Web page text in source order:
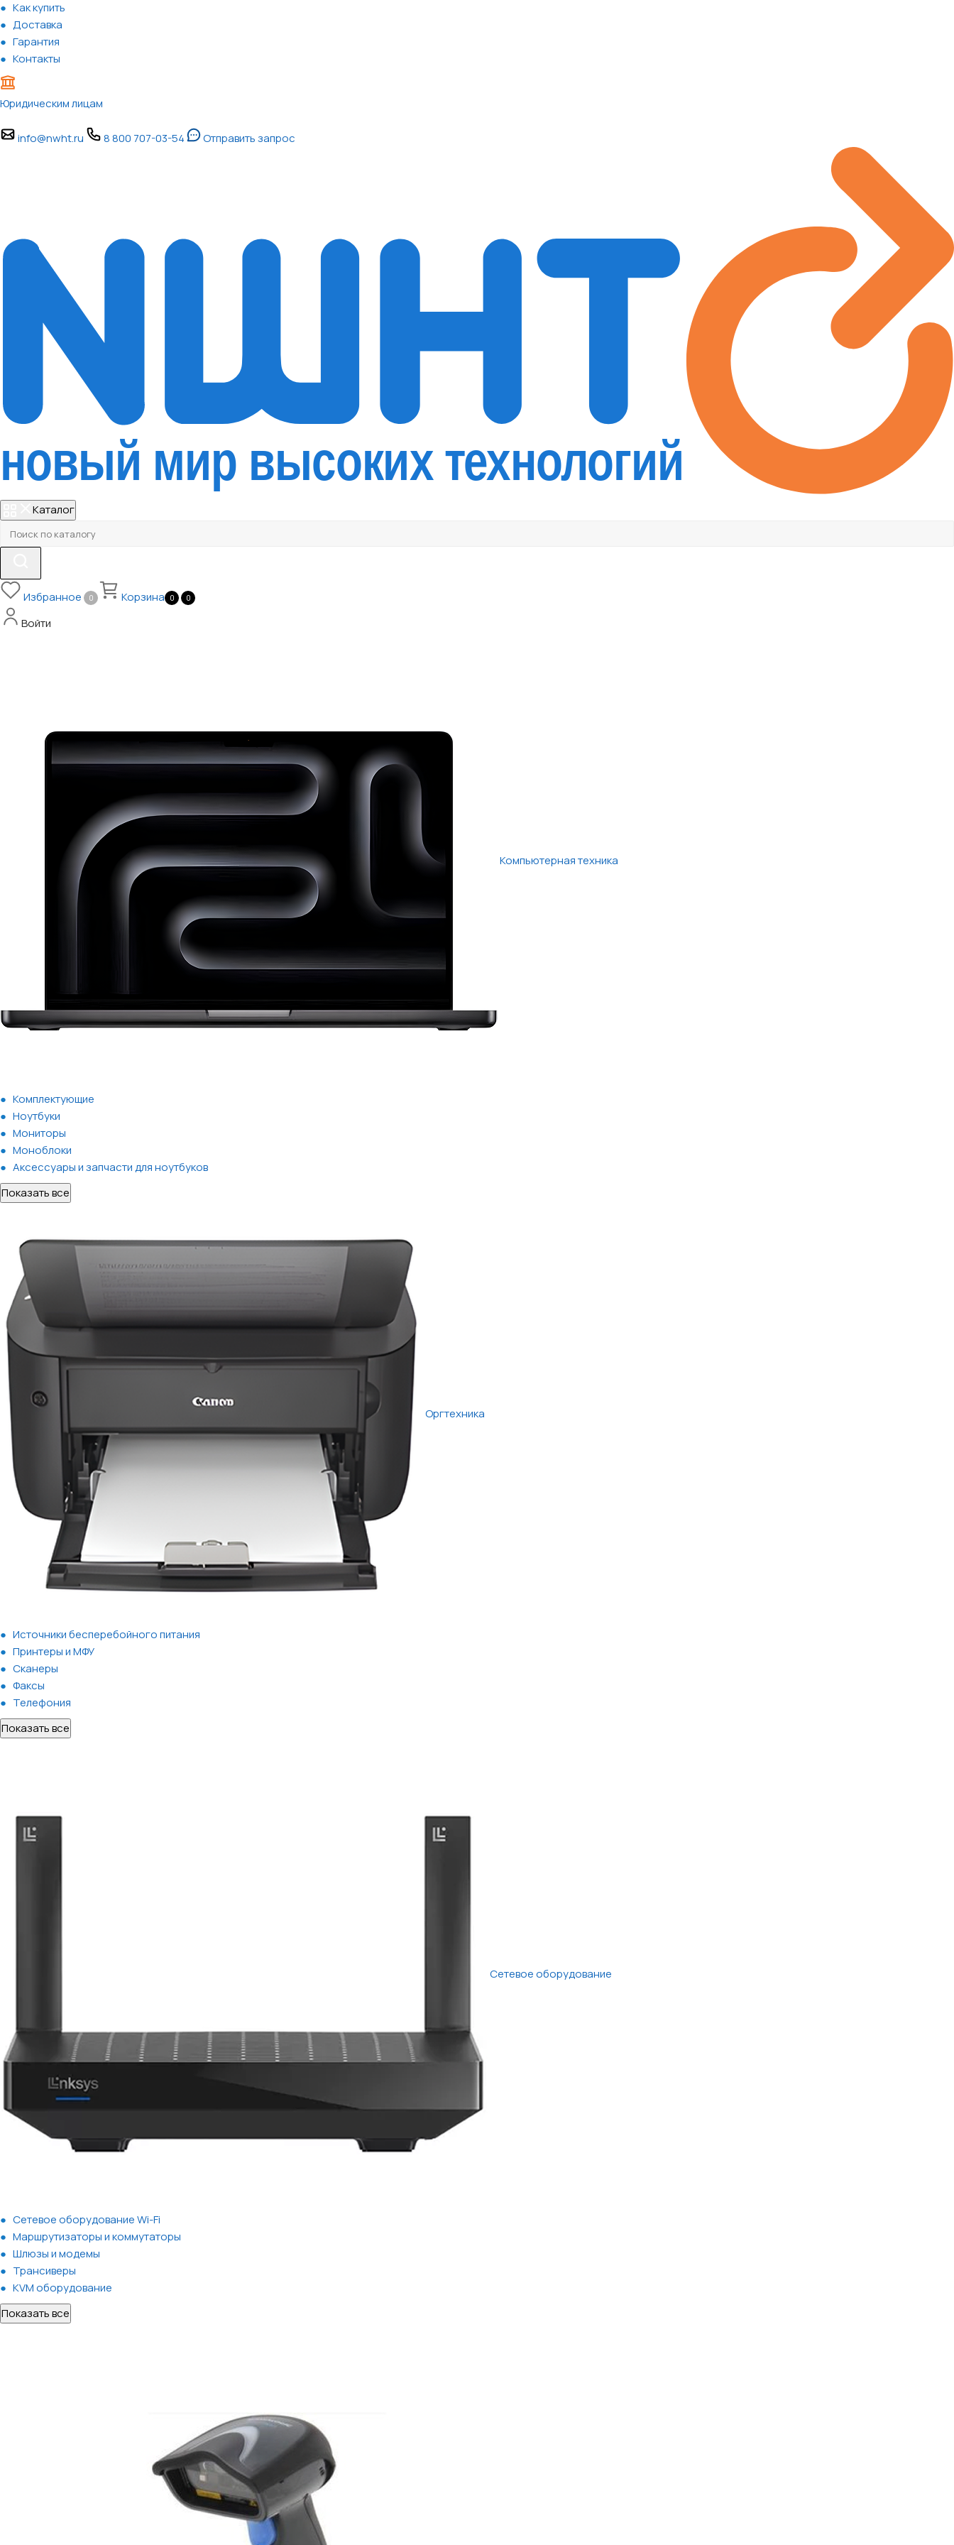
Как купить
Доставка
Гарантия
Контакты
Юридическим лицам
info@nwht.ru 8 800 707-03-54 Отправить запрос
Каталог
Избранное 0 Корзина 0 0
Войти
Компьютерная техника
Комплектующие
Ноутбуки
Мониторы
Моноблоки
Аксессуары и запчасти для ноутбуков
Показать все
Оргтехника
Источники бесперебойного питания
Принтеры и МФУ
Сканеры
Факсы
Телефония
Показать все
Сетевое оборудование
Сетевое оборудование Wi-Fi
Маршрутизаторы и коммутаторы
Шлюзы и модемы
Трансиверы
KVM оборудование
Показать все